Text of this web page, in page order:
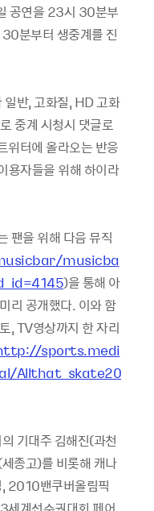
공연을 23시 30분부
분부터 생중계를 진
일반, 고화질, HD 고화
중계 시청시 댓글로
위터에 올라오는 반응
용자들을 위해 하이라
팬을 위해 다음 뮤직
musicba
)을 통해 아
리 공개했다. 이와 함
, TV영상까지 한 자리
sports.medi
Allthat_skate20
기대주 김해진(과천
종고)를 비롯해 캐나
, 2010밴쿠버올림픽